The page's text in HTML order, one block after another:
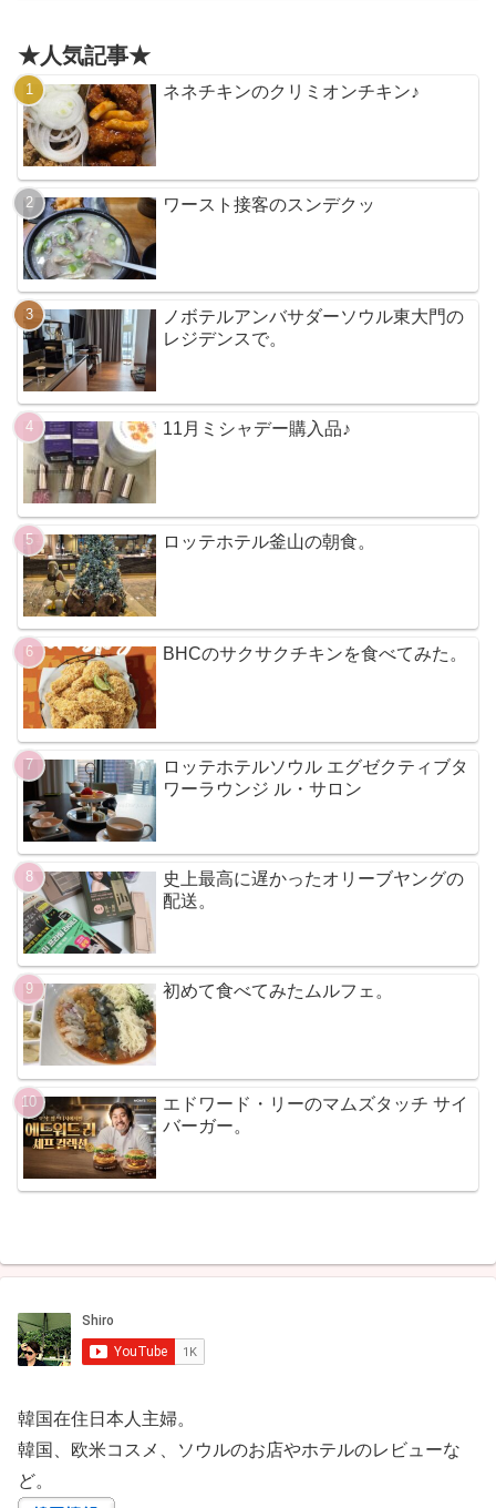
★人気記事★
ネネチキンのクリミオンチキン♪
ワースト接客のスンデクッ
ノボテルアンバサダーソウル東大門の
レジデンスで。
11月ミシャデー購入品♪
ロッテホテル釜山の朝食。
BHCのサクサクチキンを食べてみた。
ロッテホテルソウル エグゼクティブタ
ワーラウンジ ル・サロン
史上最高に遅かったオリーブヤングの
配送。
初めて食べてみたムルフェ。
エドワード・リーのマムズタッチ サイ
バーガー。
韓国在住日本人主婦。
韓国、欧米コスメ、ソウルのお店やホテルのレビューな
ど。